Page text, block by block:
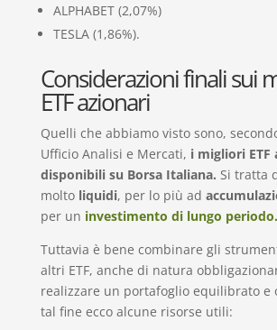
ALPHABET (2,07%)
TESLA (1,86%).
Considerazioni finali sui
ETF azionari
Quelli che abbiamo visto sono,
Ufficio Analisi e Mercati, i migliori ETF
disponibili su Borsa Italiana. Si tratta
molto liquidi, per lo più ad
per un investimento di lungo periodo.
Tuttavia è bene combinare gli
altri ETF, anche di natura
realizzare un portafoglio equilibrato e
tal fine ecco alcune risorse utili: